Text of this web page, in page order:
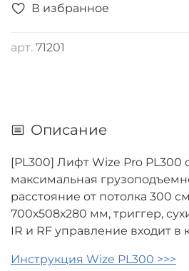
В избранное
арт. 71201
Описание
[PL300] Лифт Wize Pro PL300
максимальная
расстояние от потолка 300
700х508х280 мм, триггер,
IR и RF управление входит в
Инструкция Wize PL300 >>>